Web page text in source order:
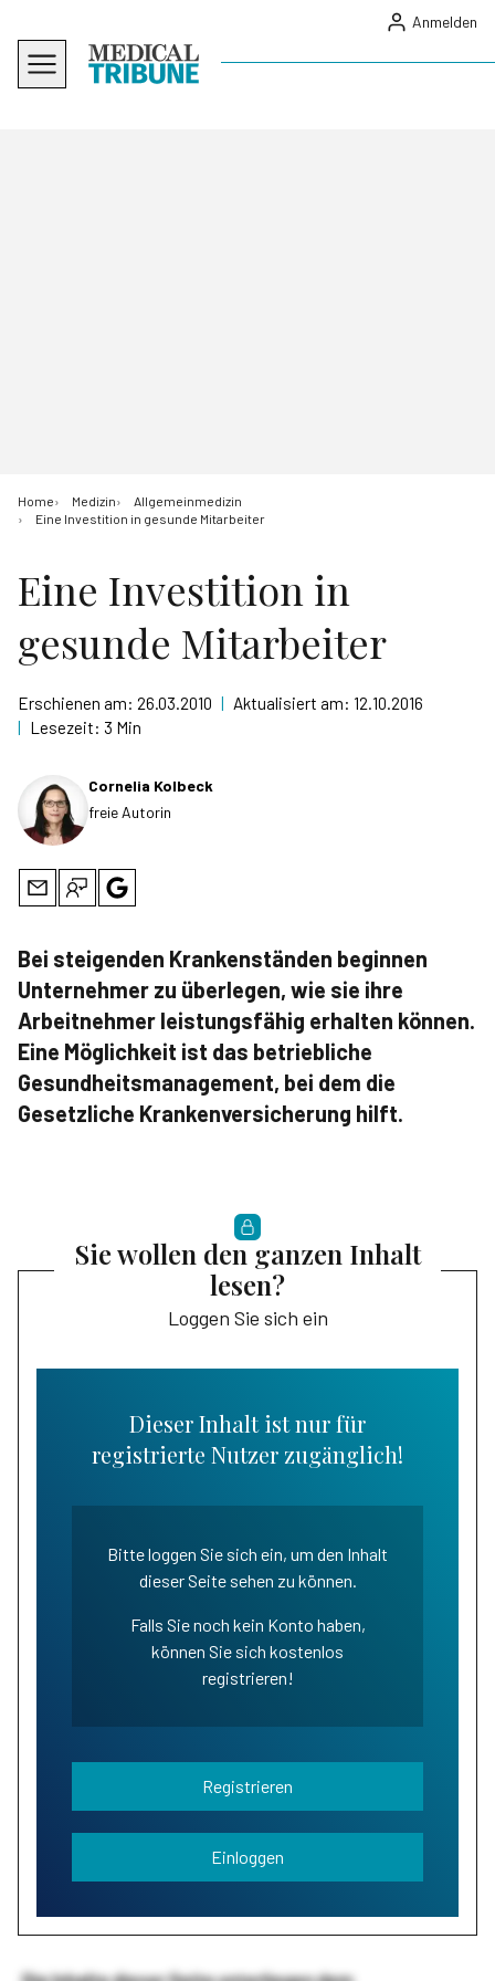
Anmelden
Home Medizin
Allgemeinmedizin
Eine Investition in gesunde Mitarbeiter
Eine Investition in
gesunde Mitarbeiter
Erschienen am: 26.03.2010 | Aktualisiert am: 12.10.2016
| Lesezeit: 3 Min
Cornelia Kolbeck
freie Autorin
Bei steigenden Krankenständen beginnen
Unternehmer zu überlegen, wie sie ihre
Arbeitnehmer leistungsfähig erhalten können.
Eine Möglichkeit ist das betriebliche
Gesundheitsmanagement, bei dem die
Gesetzliche Krankenversicherung hilft.
Sie wollen den ganzen Inhalt
lesen?
Loggen Sie sich ein
Dieser Inhalt ist nur für
registrierte Nutzer zugänglich!
Bitte loggen Sie sich ein, um den Inhalt
dieser Seite sehen zu können.
Falls Sie noch kein Konto haben,
können Sie sich kostenlos
registrieren!
Registrieren
Einloggen